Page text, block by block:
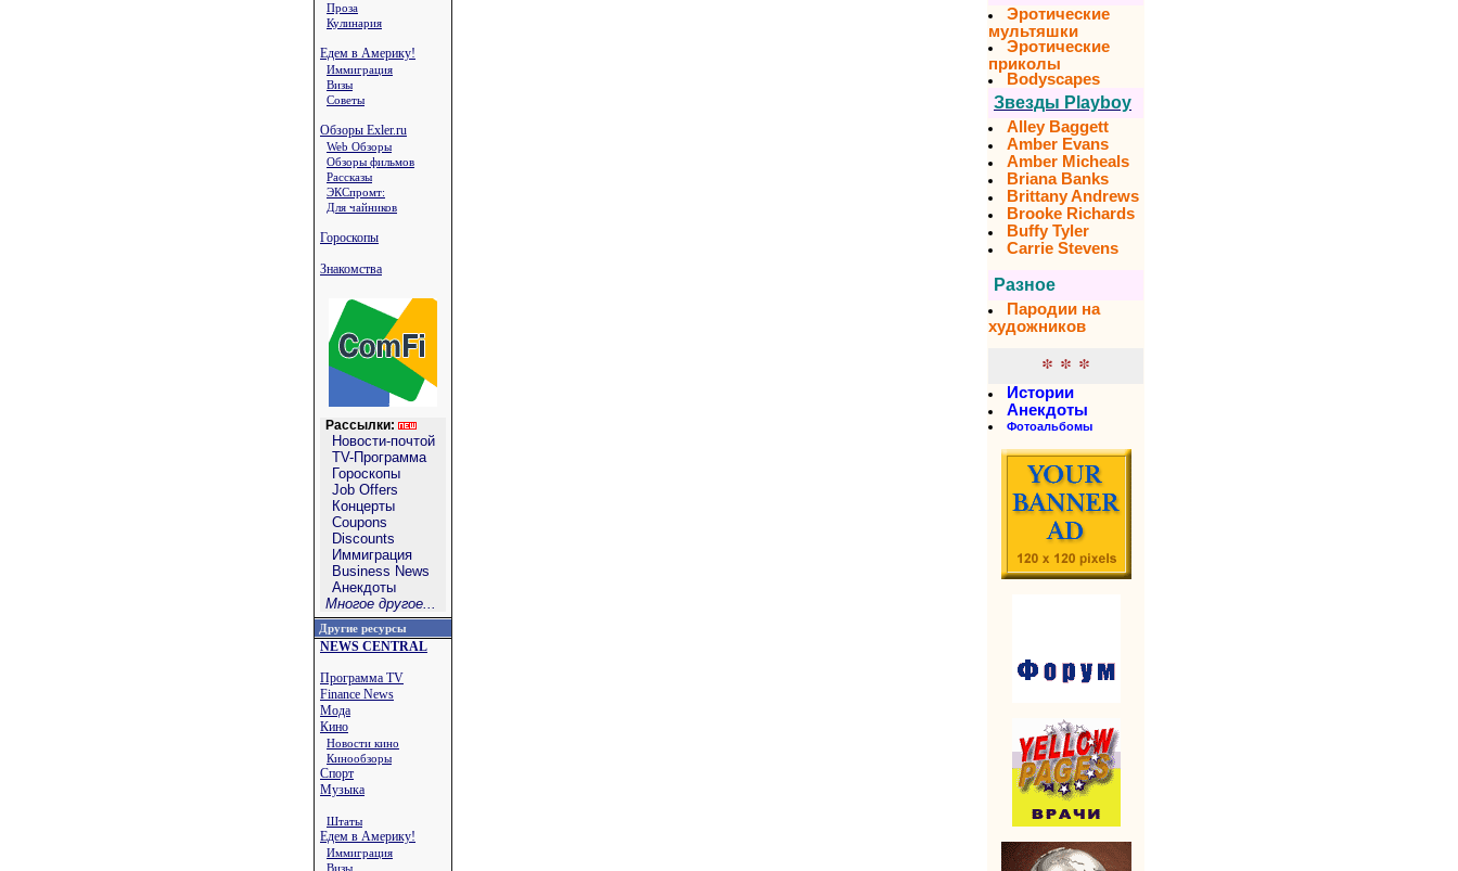
Проза
Кулинария
Едем в Америку!
Иммиграция
Визы
Советы
Обзоры Exler.ru
Web Обзоры
Обзоры фильмов
Рассказы
ЭКСпромт:
Для чайников
Гороскопы
Знакомства
Рассылки:
Новости-почтой
TV-Программа
Гороскопы
Job Offers
Концерты
Coupons
Discounts
Иммиграция
Business News
Анекдоты
Многое другое...
Другие ресурсы
NEWS CENTRAL
Программа TV
Finance News
Мода
Кино
Новости кино
Кинообзоры
Спорт
Музыка
Штаты
Едем в Америку!
Иммиграция
Визы
Эротические
мультяшки
Эротические
приколы
Bodyscapes
Звезды Playboy
Alley Baggett
Amber Evans
Amber Micheals
Briana Banks
Brittany Andrews
Brooke Richards
Buffy Tyler
Carrie Stevens
Разное
Пародии на
художников
* * *
Истории
Анекдоты
Фотоальбомы